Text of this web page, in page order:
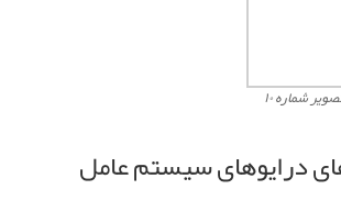
شماره ۱۰
درایوهای سیستم عامل